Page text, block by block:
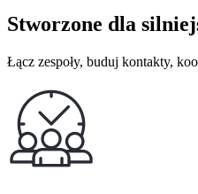
Stworzone dla
Łącz zespoły, buduj kontakty,